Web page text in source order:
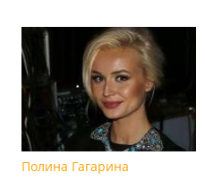
Полина Гагарина